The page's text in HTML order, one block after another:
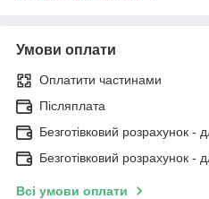
Умови оплати
Оплатити частинами
Післяплата
Безготівковий розрахунок -
Безготівковий розрахунок -
Всі умови оплати